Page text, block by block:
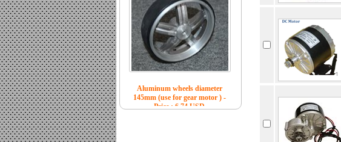
Aluminum wheels diameter
145mm (use for gear motor ) -
Price : 6.74 USD